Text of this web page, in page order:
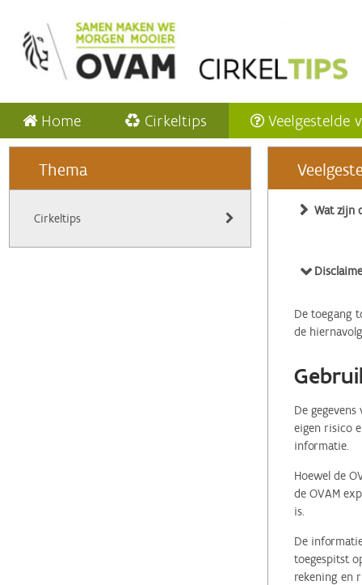
Home Cirkeltips Veelgestelde
Thema
Cirkeltips
Wat zijn
De toegang
de
De
eigen risico
informatie.
Hoewel de
de OVAM
is.
De
toegespitst
rekening en